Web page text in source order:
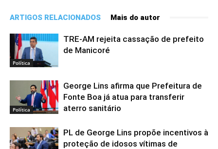
ARTIGOS RELACIONADOS Mais do autor
Política
TRE-AM rejeita cassação de prefeito
de Manicoré
Política
George Lins afirma que Prefeitura de
Fonte Boa já atua para transferir
aterro sanitário
PL de George Lins propõe incentivos à
proteção de idosos vítimas de